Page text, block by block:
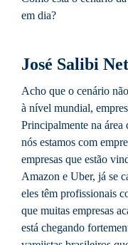
em dia?
José Salibi
Acho que o cenário
à nível mundial,
Principalmente na
nós estamos com
empresas que estão
Amazon e Uber, já se
eles têm profissionais
que muitas empresas
está chegando